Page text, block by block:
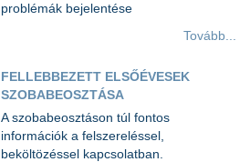
problémák bejelentése
Tovább...
FELLEBBEZETT ELSŐÉVESEK
SZOBABEOSZTÁSA
A szobabeosztáson túl fontos
információk a felszereléssel,
beköltözéssel kapcsolatban.